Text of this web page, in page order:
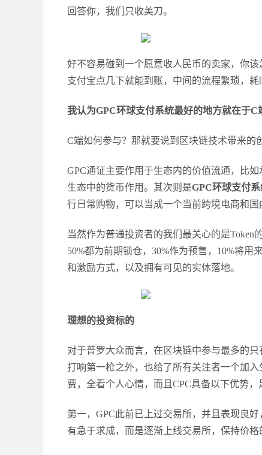
回答你，我们只收美刀。
好不容易碰到一个愿意收人民币的卖家，你
支付宝点几下就能到账，中间的流程繁琐，耗
我认为GPC环球支付系统最好的地方就在于C
C端如何参与？那就要说到区块链技术带来的
GPC通证主要作用于生态内的价值流通，比
生态中的货币作用。其次则是GPC环球支付系
行日常购物，可以当成一个当前跨境电商和国
当然作为普通投资者的我们最关心的是Token
50%都为前期锁仓，30%作为预售，10%将
和激励方式，以及拥有可见的实体落地。
理想的投资标的
对于普罗大众而言，在区块链中参与最多的只
打响第一枪之外，也给了所有关注者一个加
费，全看个人心情，而且CPC具备以下优势，
第一， GPC此前已上过交易所，并且表现良
有急于求成，而是逐渐上线交易所，保持价格